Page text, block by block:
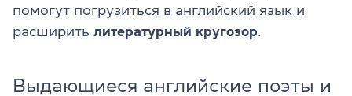
помогут погрузиться в английский язык и
расширить литературный кругозор
Выдающиеся английские поэты и